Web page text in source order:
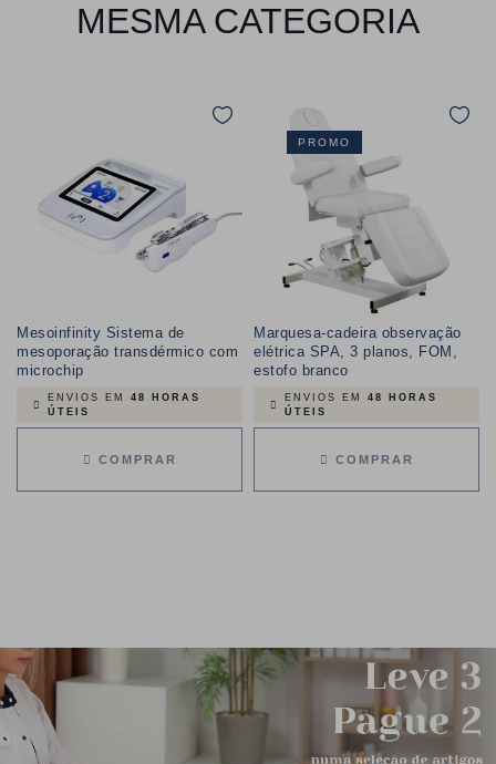
MESMA CATEGORIA
Mesoinfinity Sistema de
mesoporação transdérmico com
microchip
ENVIOS EM 48 HORAS
ÚTEIS
COMPRAR
PROMO
Marquesa-cadeira observação
elétrica SPA, 3 planos, FOM,
estofo branco
ENVIOS EM 48 HORAS
ÚTEIS
COMPRAR